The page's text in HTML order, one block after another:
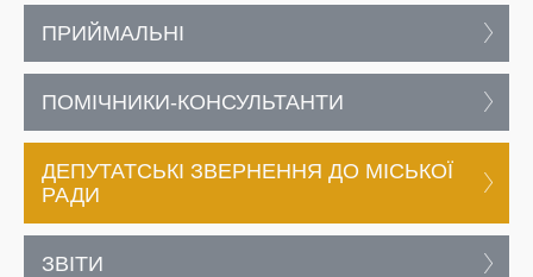
ПРИЙМАЛЬНІ
ПОМІЧНИКИ-КОНСУЛЬТАНТИ
ДЕПУТАТСЬКІ ЗВЕРНЕННЯ ДО МІСЬКОЇ
РАДИ
ЗВІТИ